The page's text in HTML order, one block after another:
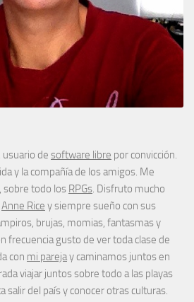
de software libre por convicción.
y la compañía de los amigos. Me
sobre todo los RPGs. Disfruto mucho
Anne Rice y siempre sueño con sus
brujas, momias, fantasmas y
frecuencia gusto de ver toda clase de
con mi parejay caminamos juntos en
viajar juntos sobre todo a las playas
salir del país y conocer otras culturas.